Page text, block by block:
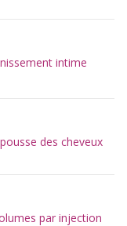
intime
des cheveux
par injection